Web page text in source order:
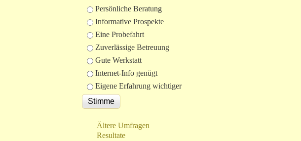
Auswahlmöglichkeiten
Persönliche Beratung
Informative Prospekte
Eine Probefahrt
Zuverlässige Betreuung
Gute Werkstatt
Internet-Info genügt
Eigene Erfahrung wichtiger
Ältere Umfragen
Resultate